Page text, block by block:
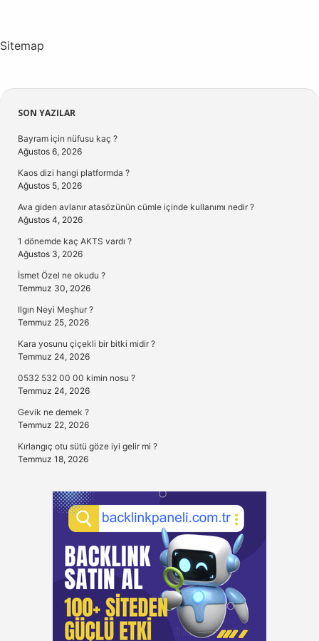
Sitemap
Sidebar
SON YAZILAR
Bayram için nüfusu kaç ?
Ağustos 6, 2026
Kaos dizi hangi platformda ?
Ağustos 5, 2026
Ava giden avlanır atasözünün cümle içinde kullanımı nedir ?
Ağustos 4, 2026
1 dönemde kaç AKTS vardı ?
Ağustos 3, 2026
İsmet Özel ne okudu ?
Temmuz 30, 2026
Ilgın Neyi Meşhur ?
Temmuz 25, 2026
Kara yosunu çiçekli bir bitki midir ?
Temmuz 24, 2026
0532 532 00 00 kimin nosu ?
Temmuz 24, 2026
Gevik ne demek ?
Temmuz 22, 2026
Kırlangıç otu sütü göze iyi gelir mi ?
Temmuz 18, 2026